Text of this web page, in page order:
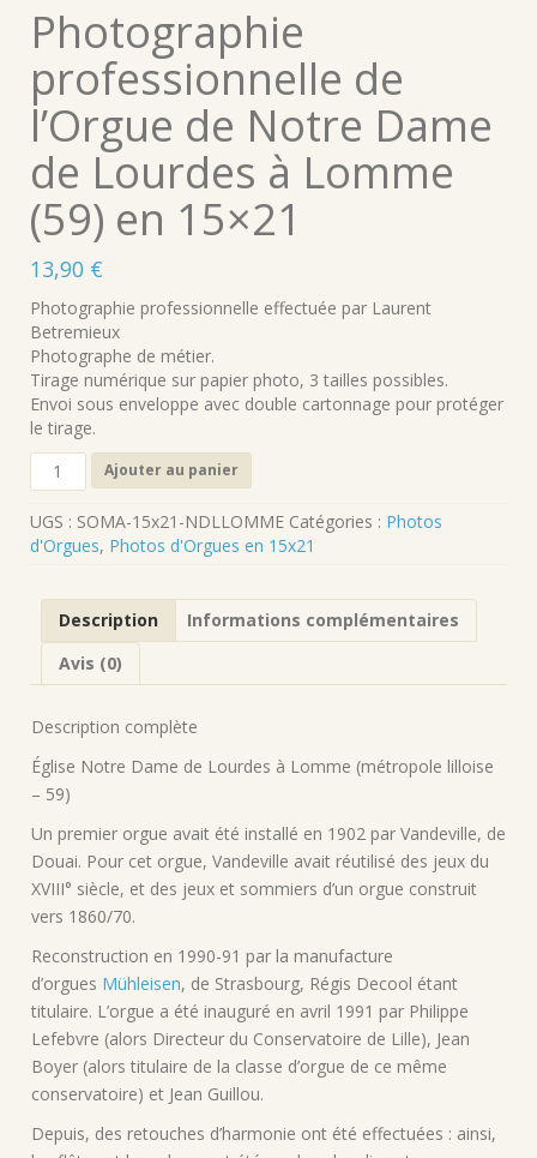
Photographie
professionnelle de
l’Orgue de Notre Dame
de Lourdes à Lomme
(59) en 15×21
13,90 €
Photographie professionnelle effectuée par Laurent
Betremieux
Photographe de métier.
Tirage numérique sur papier photo, 3 tailles possibles.
Envoi sous enveloppe avec double cartonnage pour protéger
le tirage.
quantité
de
Photographie
professionnelle
de
de
Notre
Dame
de
à
Lomme
(59)
en
15x21
Ajouter au panier
UGS : SOMA-15x21-NDLLOMME Catégories : Photos
d'Orgues, Photos d'Orgues en 15x21
Description
Informations complémentaires
Avis (0)
Description complète
Église Notre Dame de Lourdes à Lomme (métropole lilloise
– 59)
Un premier orgue avait été installé en 1902 par Vandeville, de
Douai. Pour cet orgue, Vandeville avait réutilisé des jeux du
XVIII° siècle, et des jeux et sommiers d’un orgue construit
vers 1860/70.
Reconstruction en 1990-91 par la manufacture
d’orgues Mühleisen, de Strasbourg, Régis Decool étant
titulaire. L’orgue a été inauguré en avril 1991 par Philippe
Lefebvre (alors Directeur du Conservatoire de Lille), Jean
Boyer (alors titulaire de la classe d’orgue de ce même
conservatoire) et Jean Guillou.
Depuis, des retouches d’harmonie ont été effectuées : ainsi,